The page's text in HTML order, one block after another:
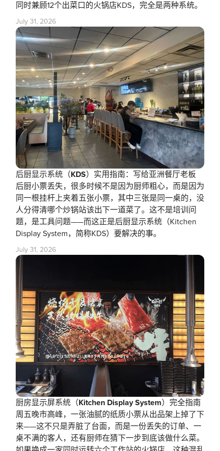
同时兼顾12个出菜口的火锅店KDS，完全是两种系统。
July 31, 2026
后厨显示系统（KDS）实用指南：写给亚洲餐厅老板
后厨小票丢失，很多时候不是因为厨师粗心，而是因为
同一根挂杆上夹着五张小票，其中三张是同一桌的，没
人分得清哪个炒锅站该出下一道菜了。这不是培训问
题，是工具问题——而这正是后厨显示系统（Kitchen
Display System，简称KDS）要解决的事。
July 31, 2026
厨房显示屏系统（Kitchen Display System）完全指南
周五晚市高峰，一张油腻的纸质小票从出品架上掉了下
来——这不只是弄脏了台面，而是一份丢失的订单、一
桌不满的客人，还有厨师在猜下一步到底该做什么菜。